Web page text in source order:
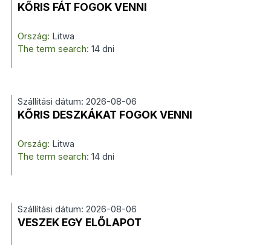
KŐRIS FÁT FOGOK VENNI
Ország: Litwa
The term search: 14 dni
Szállítási dátum: 2026-08-06
KŐRIS DESZKÁKAT FOGOK VENNI
Ország: Litwa
The term search: 14 dni
Szállítási dátum: 2026-08-06
VESZEK EGY ELŐLAPOT